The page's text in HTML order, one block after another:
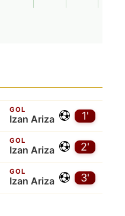
1'
GOL
Izan Ariza
2'
GOL
Izan Ariza
3'
GOL
Izan Ariza